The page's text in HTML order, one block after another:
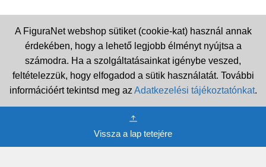
A FiguraNet webshop sütiket (cookie-kat) használ annak
érdekében, hogy a lehető legjobb élményt nyújtsa a
számodra. Ha a szolgáltatásainkat igénybe veszed,
feltételezzük, hogy elfogadod a sütik használatát. További
információért tekintsd meg az Adatkezelési tájékoztatónkat.
Vissza a lap tetejére